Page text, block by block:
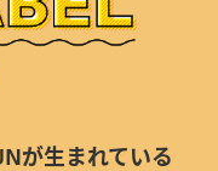
が生まれている